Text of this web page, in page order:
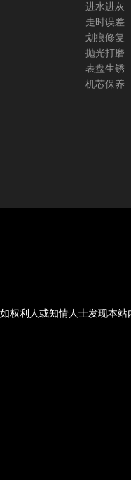
进水进灰
走时误差
划痕修复
抛光打磨
表盘生锈
机芯保养
如权利人或知情人士发现本站